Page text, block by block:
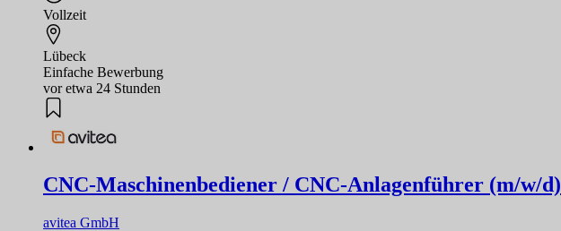
Vollzeit
Lübeck
Einfache Bewerbung
vor etwa 24 Stunden
CNC-Maschinenbediener / CNC-Anlagenführer (m/w/d)
avitea GmbH